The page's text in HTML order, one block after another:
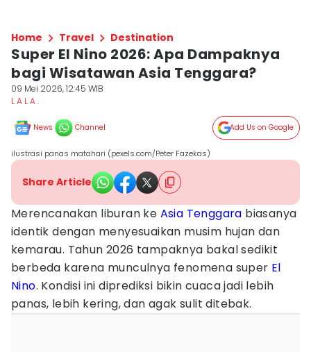
Home Travel Destination
Super El Nino 2026: Apa Dampaknya
bagi Wisatawan Asia Tenggara?
09 Mei 2026, 12:45 WIB
L A L A .
News Channel Add Us on Google
ilustrasi panas matahari (pexels.com/Peter Fazekas)
Share Article
Merencanakan liburan ke Asia Tenggara biasanya
identik dengan menyesuaikan musim hujan dan
kemarau. Tahun 2026 tampaknya bakal sedikit
berbeda karena munculnya fenomena super El
Nino. Kondisi ini diprediksi bikin cuaca jadi lebih
panas, lebih kering, dan agak sulit ditebak.